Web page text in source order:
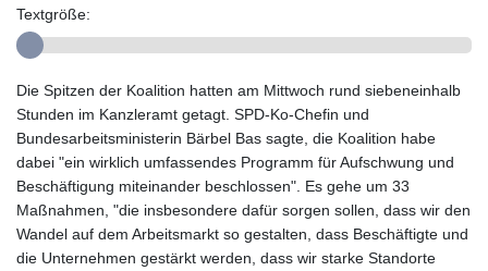
Textgröße:
Die Spitzen der Koalition hatten am Mittwoch rund siebeneinhalb
Stunden im Kanzleramt getagt. SPD-Ko-Chefin und
Bundesarbeitsministerin Bärbel Bas sagte, die Koalition habe
dabei "ein wirklich umfassendes Programm für Aufschwung und
Beschäftigung miteinander beschlossen". Es gehe um 33
Maßnahmen, "die insbesondere dafür sorgen sollen, dass wir den
Wandel auf dem Arbeitsmarkt so gestalten, dass Beschäftigte und
die Unternehmen gestärkt werden, dass wir starke Standorte